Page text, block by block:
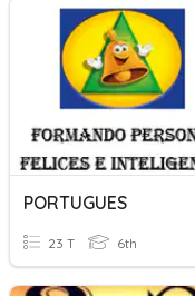
PORTUGUES
23 T 6th